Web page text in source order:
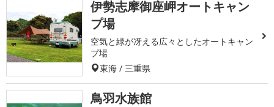
伊勢志摩御座岬オートキャン
プ場
空気と緑が冴える広々としたオートキャン
プ場
東海 / 三重県
鳥羽水族館